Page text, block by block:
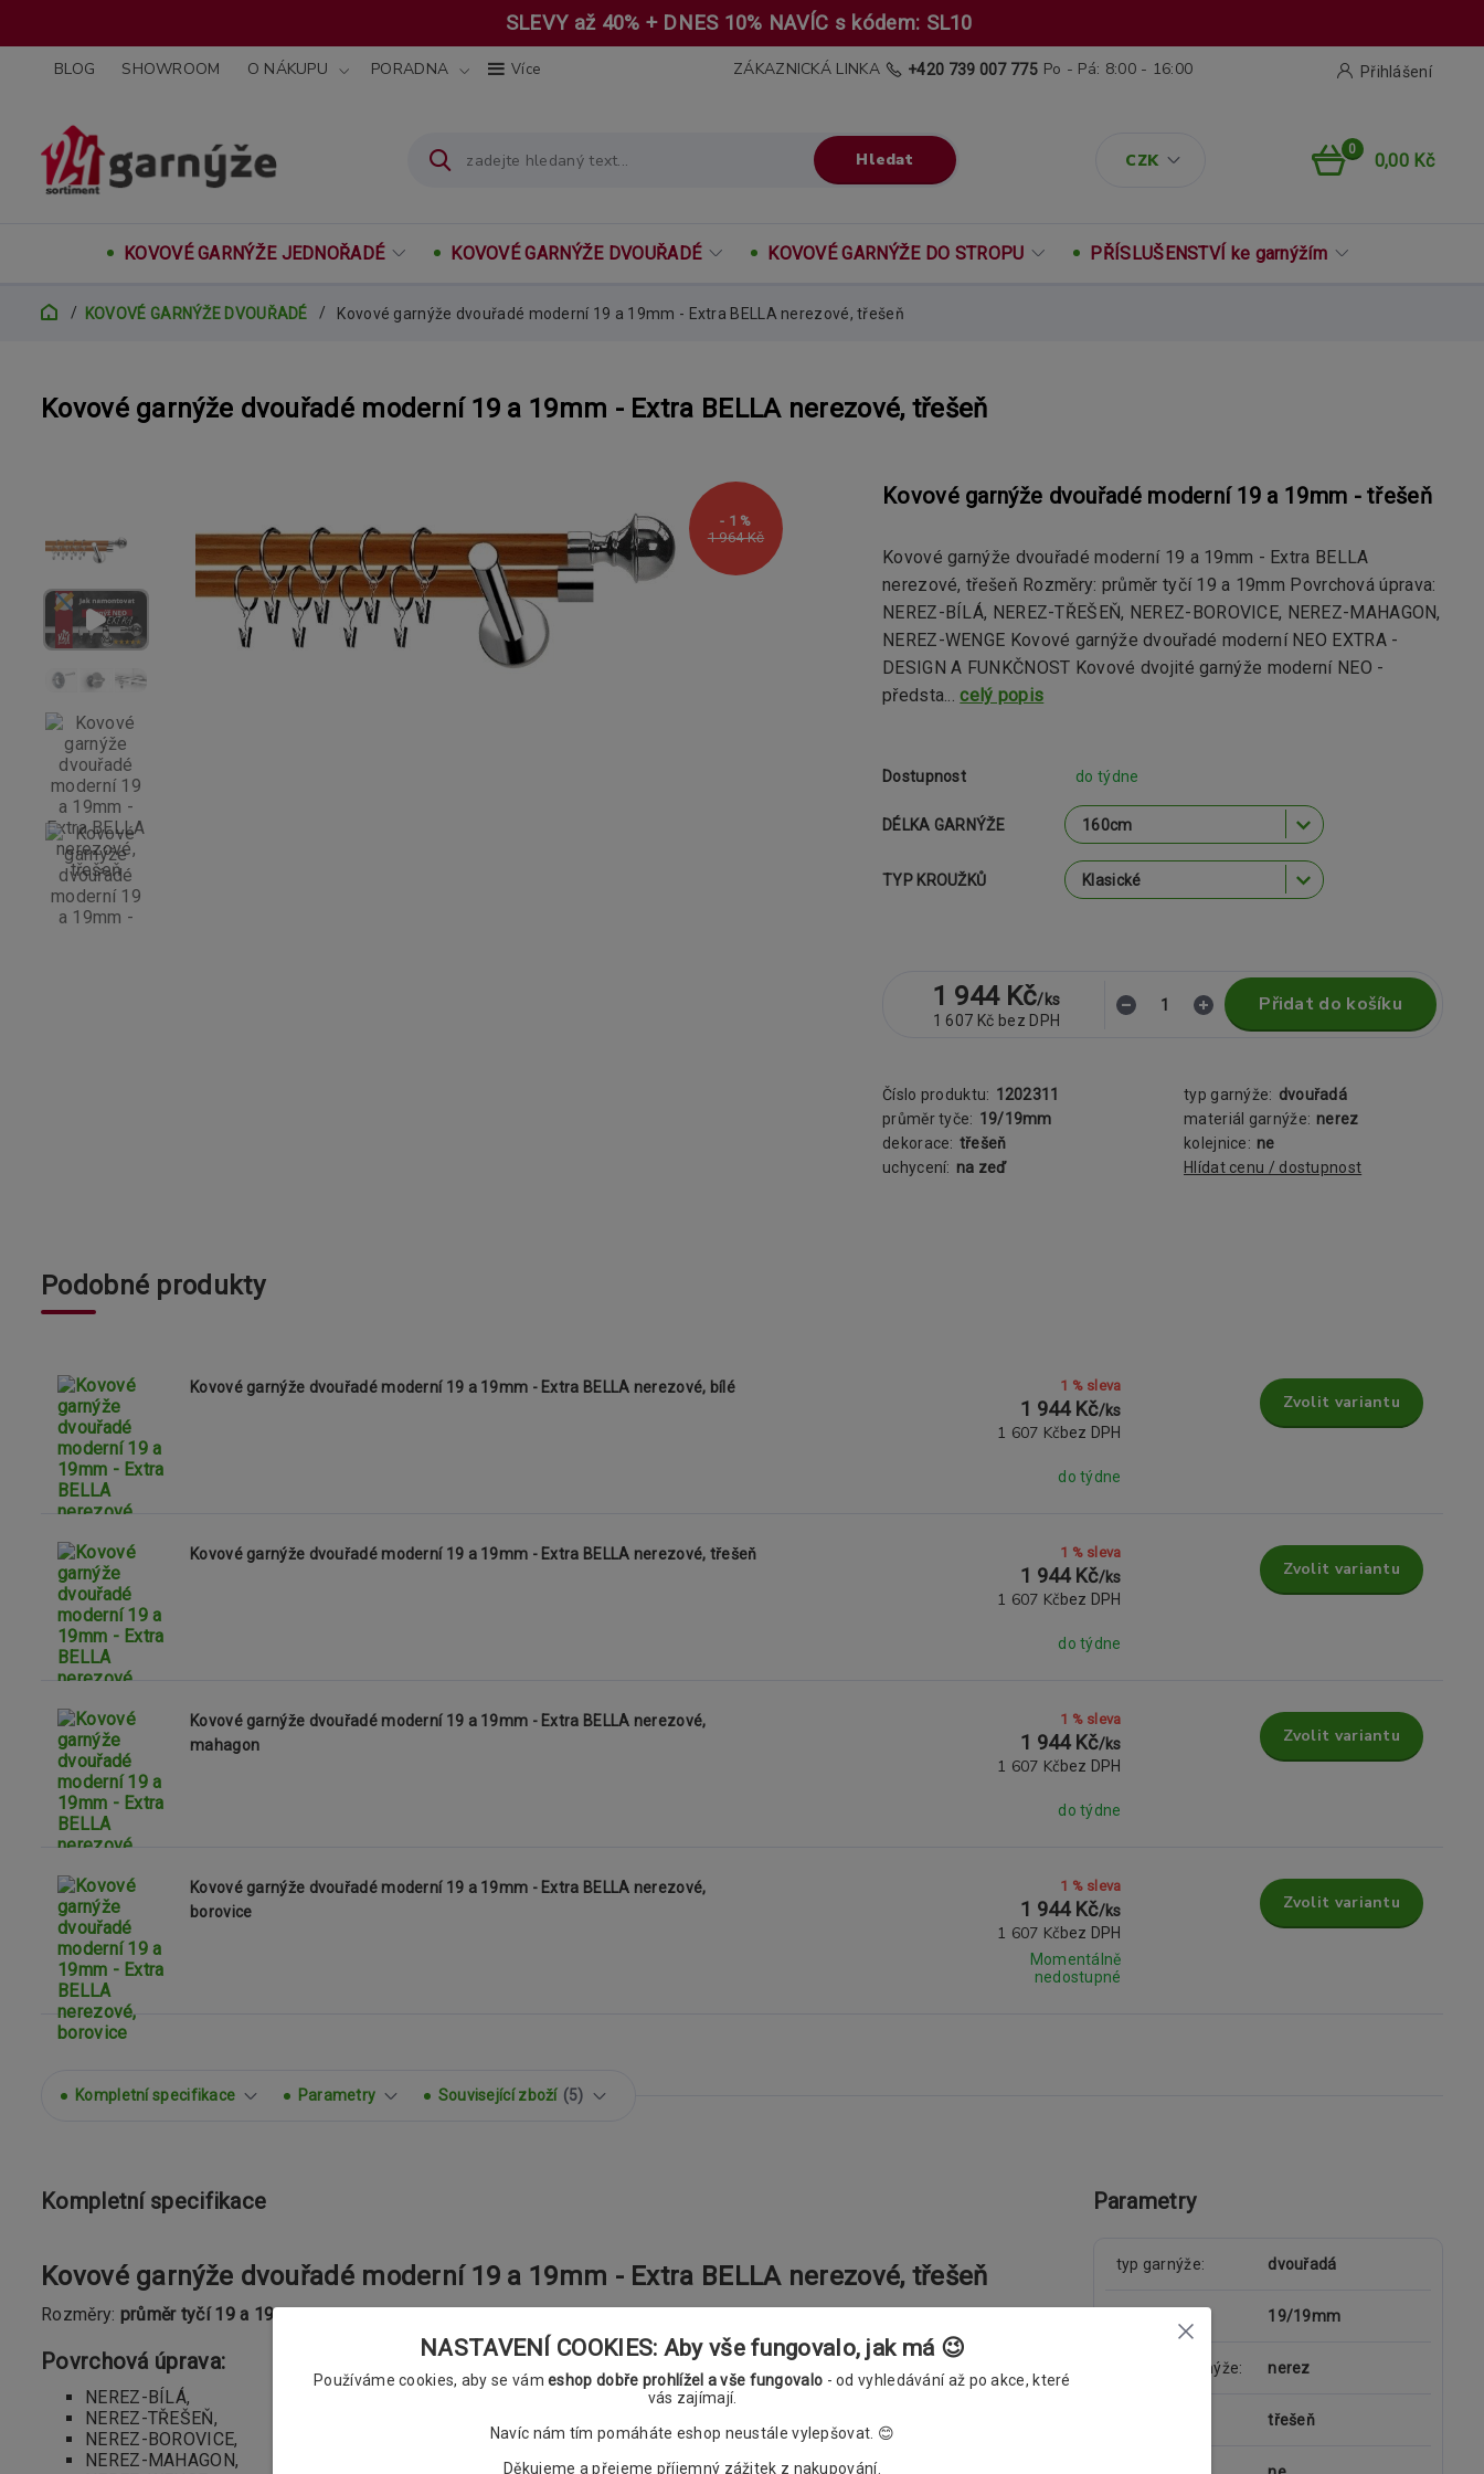
SLEVY až 40% + DNES 10% NAVÍC s kódem: SL10
BLOG SHOWROOM O NÁKUPU PORADNA Více
CZK
Přihlášení
Hledat
ZÁKAZNICKÁ LINKA +420 739 007 775 Po - Pá: 8:00 - 16:00
0
0,00 Kč
KOVOVÉ GARNÝŽE JEDNOŘADÉ KOVOVÉ GARNÝŽE DVOUŘADÉ KOVOVÉ GARNÝŽE DO STROPU PŘÍSLUŠENSTVÍ ke garnýžím
KOVOVÉ GARNÝŽE DVOUŘADÉ Kovové garnýže dvouřadé moderní 19 a 19mm - Extra BELLA nerezové, třešeň
Kovové garnýže dvouřadé moderní 19 a 19mm - Extra BELLA nerezové, třešeň
1 964 Kč
- 1 %
Kovové garnýže dvouřadé moderní 19 a 19mm - třešeň
Kovové garnýže dvouřadé moderní 19 a 19mm - Extra BELLA
nerezové, třešeň Rozměry: průměr tyčí 19 a 19mm Povrchová úprava:
NEREZ-BÍLÁ, NEREZ-TŘEŠEŇ, NEREZ-BOROVICE, NEREZ-MAHAGON,
NEREZ-WENGE Kovové garnýže dvouřadé moderní NEO EXTRA -
DESIGN A FUNKČNOST Kovové dvojité garnýže moderní NEO -
předsta...celý popis
Dostupnost do týdne
DÉLKA GARNÝŽE
TYP KROUŽKŮ
1 944 Kč/ks
1 607 Kč bez DPH
Přidat do košíku
Číslo produktu: 1202311 typ garnýže: dvouřadá
průměr tyče: 19/19mm materiál garnýže: nerez
dekorace: třešeň kolejnice: ne
uchycení: na zeď Hlídat cenu / dostupnost
Podobné produkty
Kovové garnýže dvouřadé moderní 19 a 19mm - Extra BELLA nerezové, bílé 1 % sleva
1 944 Kč/ks
1 607 Kčbez DPH
do týdne
Zvolit variantu
Kovové garnýže dvouřadé moderní 19 a 19mm - Extra BELLA nerezové, třešeň 1 % sleva
1 944 Kč/ks
1 607 Kčbez DPH
do týdne
Zvolit variantu
Kovové garnýže dvouřadé moderní 19 a 19mm - Extra BELLA nerezové,
mahagon
1 % sleva
1 944 Kč/ks
1 607 Kčbez DPH
do týdne
Zvolit variantu
Kovové garnýže dvouřadé moderní 19 a 19mm - Extra BELLA nerezové,
borovice
1 % sleva
1 944 Kč/ks
1 607 Kčbez DPH
Momentálně
nedostupné
Zvolit variantu
Kompletní specifikace Parametry Související zboží 5
Kompletní specifikace
Kovové garnýže dvouřadé moderní 19 a 19mm - Extra BELLA nerezové, třešeň
Rozměry: průměr tyčí 19 a 19mm
Povrchová úprava:
NEREZ-BÍLÁ,
NEREZ-TŘEŠEŇ,
NEREZ-BOROVICE,
NEREZ-MAHAGON,
Parametry
typ garnýže dvouřadá
19/19mm
materiál garnýže nerez
třešeň
NASTAVENÍ COOKIES: Aby vše fungovalo, jak má 😉
Používáme cookies, aby se vámeshop dobře prohlížel a vše fungovalo - od vyhledávání až po akce, které
vás zajímají.
Navíc nám tím pomáháte eshop neustále vylepšovat. 😊
Děkujeme a přejeme příjemný zážitek z nakupování.